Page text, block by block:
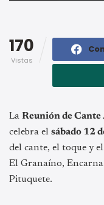
170
Vistas
La Reunión de Cante
celebra el sábado 12
del cante, el toque y
El Granaíno,
Pituquete.